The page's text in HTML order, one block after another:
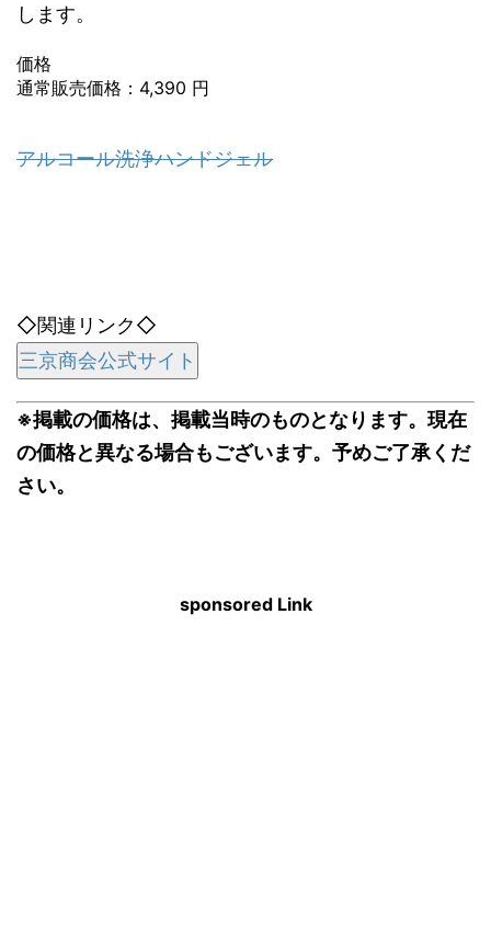
します。
価格
通常販売価格：4,390 円
アルコール洗浄ハンドジェル
◇関連リンク◇
三京商会公式サイト
※掲載の価格は、掲載当時のものとなります。現在
の価格と異なる場合もございます。予めご了承くだ
さい。
sponsored Link